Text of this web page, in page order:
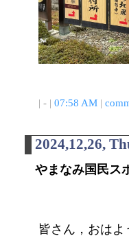
| - | 07:58 AM|
2024,12,26,
やまなみ国民ス
皆さん，おは